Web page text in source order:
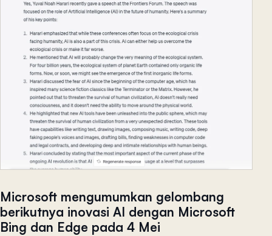
Microsoft mengumumkan gelombang
berikutnya inovasi AI dengan Microsoft
Bing dan Edge pada 4 Mei